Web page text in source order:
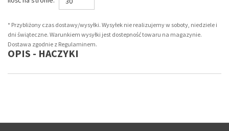
* Przybliżony czas dostawy/wysyłki. Wysyłek nie realizujemy w soboty, niedziele i
dni świąteczne. Warunkiem wysyłki jest dostepność towaru na magazynie.
Dostawa zgodnie z Regulaminem.
OPIS - HACZYKI